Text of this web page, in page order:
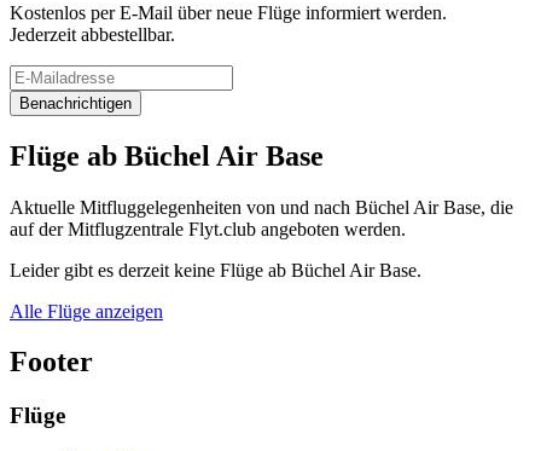
Kostenlos per E-Mail über neue Flüge informiert werden.
Jederzeit abbestellbar.
Benachrichtigen
Flüge ab Büchel Air Base
Aktuelle Mitfluggelegenheiten von und nach Büchel Air Base, die
auf der Mitflugzentrale Flyt.club angeboten werden.
Leider gibt es derzeit keine Flüge ab Büchel Air Base.
Alle Flüge anzeigen
Footer
Flüge